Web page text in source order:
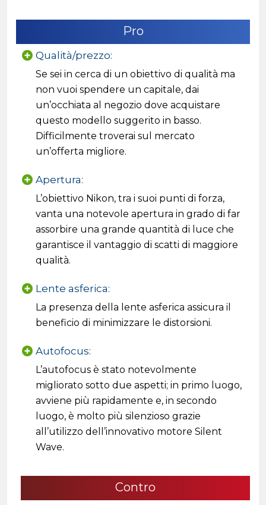
Pro
Qualità/prezzo:
Se sei in cerca di un obiettivo di qualità ma
non vuoi spendere un capitale, dai
un’occhiata al negozio dove acquistare
questo modello suggerito in basso.
Difficilmente troverai sul mercato
un’offerta migliore.
Apertura:
L’obiettivo Nikon, tra i suoi punti di forza,
vanta una notevole apertura in grado di far
assorbire una grande quantità di luce che
garantisce il vantaggio di scatti di maggiore
qualità.
Lente asferica:
La presenza della lente asferica assicura il
beneficio di minimizzare le distorsioni.
Autofocus:
L’autofocus è stato notevolmente
migliorato sotto due aspetti; in primo luogo,
avviene più rapidamente e, in secondo
luogo, è molto più silenzioso grazie
all’utilizzo dell’innovativo motore Silent
Wave.
Contro